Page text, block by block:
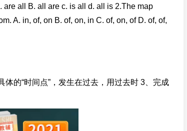
all B. all are c. is all d. all is 2.The map
A. in, of, on B. of, on, in C. of, on, of D. of, of,
体的“时间点”，发生在过去，用过去时 3、完成